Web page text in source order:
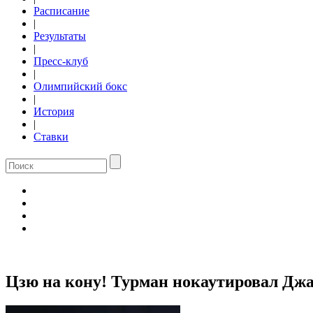
Расписание
|
Результаты
|
Пресс-клуб
|
Олимпийский бокс
|
История
|
Ставки
Цзю на кону! Турман нокаутировал